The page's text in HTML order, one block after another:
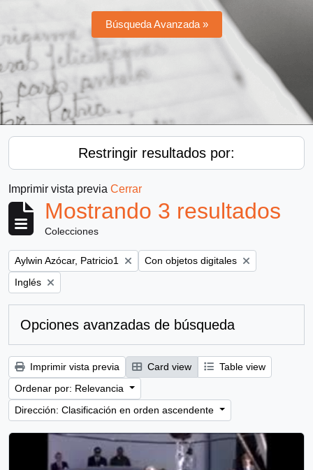
Búsqueda Avanzada »
Restringir resultados por:
Imprimir vista previa Cerrar
Mostrando 3 resultados
Colecciones
Remove filter:
Aylwin Azócar, Patricio1 Remove filter:
Con objetos digitales
Remove filter:
Inglés
Opciones avanzadas de búsqueda
Imprimir vista previa Card view
Table view
Ordenar por: Relevancia
Dirección: Clasificación en orden ascendente